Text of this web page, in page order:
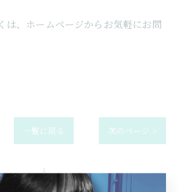
は、ホームページからお気軽にお問
一覧に戻る 次のページ >